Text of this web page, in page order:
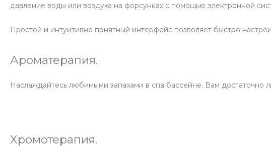
давление воды или воздуха на форсунках с помощью электронной
Простой и интуитивно понятный интерфейс позволяет быстро
Ароматерапия.
Наслаждайтесь любимыми запахами в спа бассейне. Вам достаточно
Хромотерапия.